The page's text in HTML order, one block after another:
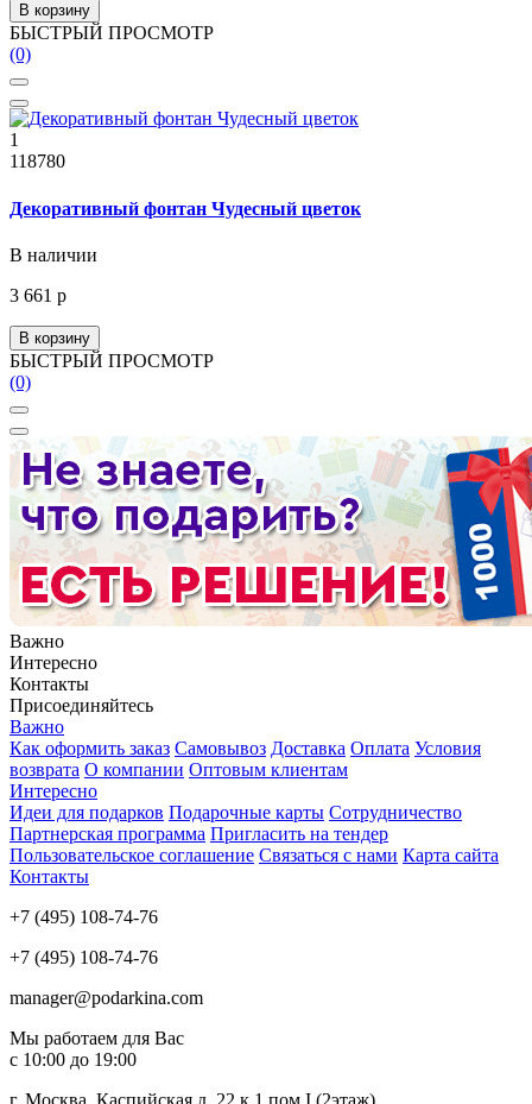
В корзину
БЫСТРЫЙ ПРОСМОТР
(0)
1
118780
Декоративный фонтан Чудесный цветок
В наличии
3 661 р
В корзину
БЫСТРЫЙ ПРОСМОТР
(0)
Важно
Интересно
Контакты
Присоединяйтесь
Важно
Как оформить заказ Самовывоз Доставка Оплата Условия
возврата О компании Оптовым клиентам
Интересно
Идеи для подарков Подарочные карты Сотрудничество
Партнерская программа Пригласить на тендер
Пользовательское соглашение Связаться с нами Карта сайта
Контакты
+7 (495) 108-74-76
+7 (495) 108-74-76
manager@podarkina.com
Мы работаем для Вас
с 10:00 до 19:00
г. Москва, Каспийская д. 22 к.1 пом I (2этаж)